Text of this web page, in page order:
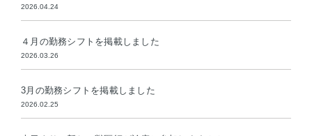
2026.04.24
４月の勤務シフトを掲載しました
2026.03.26
3月の勤務シフトを掲載しました
2026.02.25